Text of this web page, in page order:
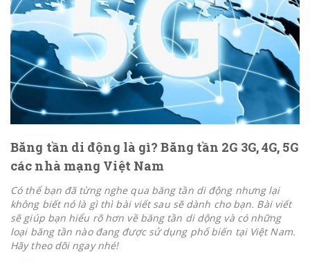
Băng tần di động là gì? Băng tần 2G 3G, 4G, 5G
các nhà mạng Việt Nam
Có thể bạn đã từng nghe qua băng tần di động nhưng lại
không biết nó là gì thì bài viết sau sẽ dành cho bạn. Bài viết
sẽ giúp bạn hiểu rõ hơn về băng tần di dộng và có những
loại băng tần nào đang được sử dụng phổ biến tại Việt Nam.
Hãy theo dõi ngay nhé!